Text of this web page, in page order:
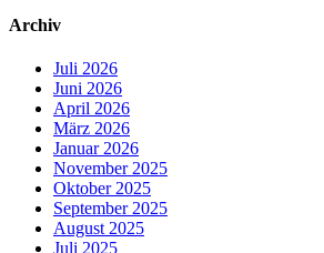
Archiv
Juli 2026
Juni 2026
April 2026
März 2026
Januar 2026
November 2025
Oktober 2025
September 2025
August 2025
Juli 2025